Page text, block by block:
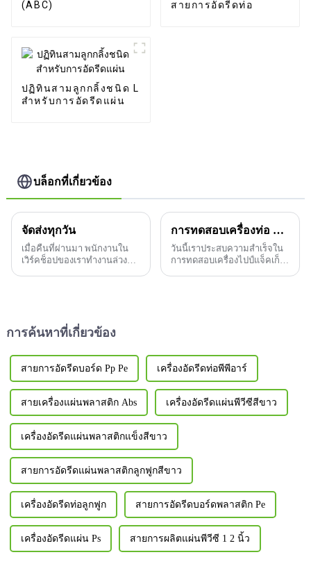
(ABC) สายการอัดรีดท่อ
ปฏิทินสามลูกกลิ้งชนิด L
สำหรับการอัดรีดแผ่น
บล็อกที่เกี่ยวข้อง
จัดส่งทุกวัน
เมื่อคืนที่ผ่านมา พนักงานใน
เวิร์คช็อปของเราทำงานล่วง
การทดสอบเครื่องท่อ PE Jack
วันนี้เราประสบความสำเร็จใน
การทดสอบเครื่องไปป์แจ็คเก็ต
การค้นหาที่เกี่ยวข้อง
สายการอัดรีดบอร์ด Pp Pe เครื่องอัดรีดท่อพีพีอาร์
สายเครื่องแผ่นพลาสติก Abs เครื่องอัดรีดแผ่นพีวีซีสีขาว
เครื่องอัดรีดแผ่นพลาสติกแข็งสีขาว
สายการอัดรีดแผ่นพลาสติกลูกฟูกสีขาว
เครื่องอัดรีดท่อลูกฟูก สายการอัดรีดบอร์ดพลาสติก Pe
เครื่องอัดรีดแผ่น Ps สายการผลิตแผ่นพีวีซี 1 2 นิ้ว